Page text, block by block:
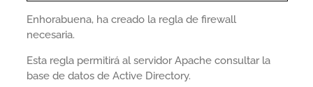
Enhorabuena, ha creado la regla de firewall
necesaria.
Esta regla permitirá al servidor Apache consultar la
base de datos de Active Directory.